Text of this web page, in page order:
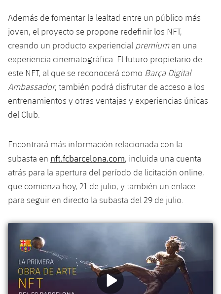
Resultados
Clasificaciones
Calendario
Resultados
Clasificaciones
Hockey Hierba Femenino
Actualidad
Plantilla
Agenda
Escuela de Patinaje
Rugby
plusicon
más
Actualidad
Jugadores
Resultados
Clasificaciones
Fotos
Voleibol
plusicon
más
Voleibol femenino
plusicon
más
Carnet de las Secciones Amateurs
PLUSICON
MÁS
League of Legends
VALORANT Rising
eFootball
Además de fomentar la lealtad entre un público más
joven, el proyecto se propone redefinir los NFT,
creando un producto experiencial premiumen una
experiencia cinematográfica. El futuro propietario de
este NFT, al que se reconocerá como Barça Digital
Ambassador, también podrá disfrutar de acceso a los
entrenamientos y otras ventajas y experiencias únicas
del Club.
Encontrará más información relacionada con la
subasta en nft.fcbarcelona.com, incluida una cuenta
atrás para la apertura del período de licitación online,
que comienza hoy, 21 de julio, y también un enlace
para seguir en directo la subasta del 29 de julio.